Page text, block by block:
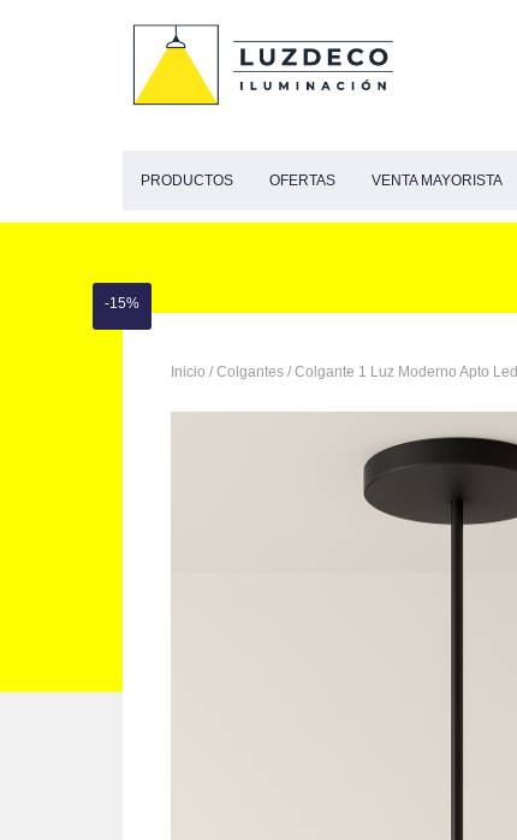
PRODUCTOS OFERTAS VENTA MAYORISTA
Inicio / Colgantes / Colgante 1 Luz Moderno Apto Led
-15%